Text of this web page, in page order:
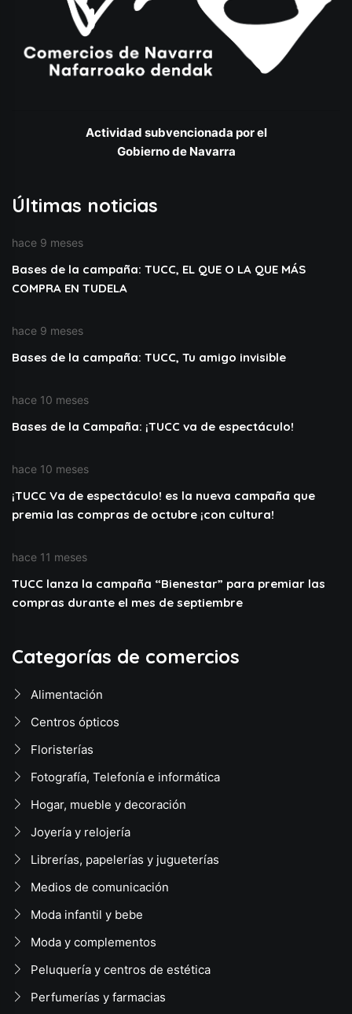
Actividad subvencionada por el
Gobierno de Navarra
Últimas noticias
hace 9 meses
Bases de la campaña: TUCC, EL QUE O LA QUE MÁS
COMPRA EN TUDELA
hace 9 meses
Bases de la campaña: TUCC, Tu amigo invisible
hace 10 meses
Bases de la Campaña: ¡TUCC va de espectáculo!
hace 10 meses
¡TUCC Va de espectáculo! es la nueva campaña que
premia las compras de octubre ¡con cultura!
hace 11 meses
TUCC lanza la campaña “Bienestar” para premiar las
compras durante el mes de septiembre
Categorías de comercios
Alimentación
Centros ópticos
Floristerías
Fotografía, Telefonía e informática
Hogar, mueble y decoración
Joyería y relojería
Librerías, papelerías y jugueterías
Medios de comunicación
Moda infantil y bebe
Moda y complementos
Peluquería y centros de estética
Perfumerías y farmacias